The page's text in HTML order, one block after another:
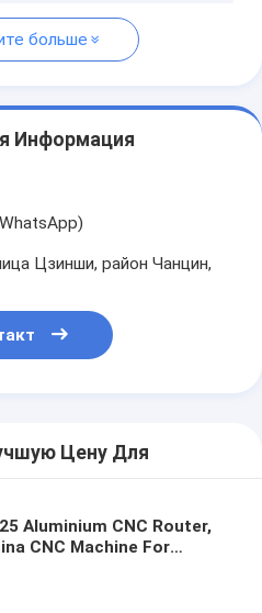
больше
Информация
Цзинши, район Чанцин,
Цену Для
Aluminium CNC Router,
CNC Machine For